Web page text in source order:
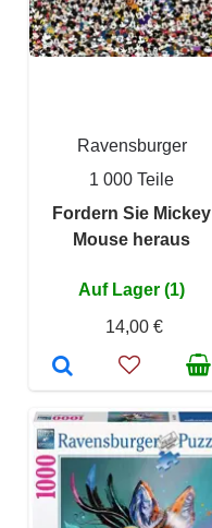
Ravensburger
1 000 Teile
Fordern Sie Mickey
Mouse heraus
Auf Lager (1)
14,00 €